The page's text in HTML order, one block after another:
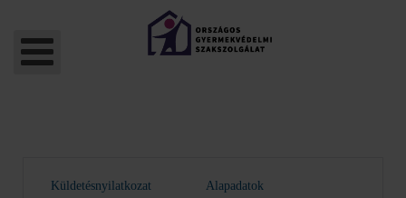
Küldetésnyilatkozat Alapadatok